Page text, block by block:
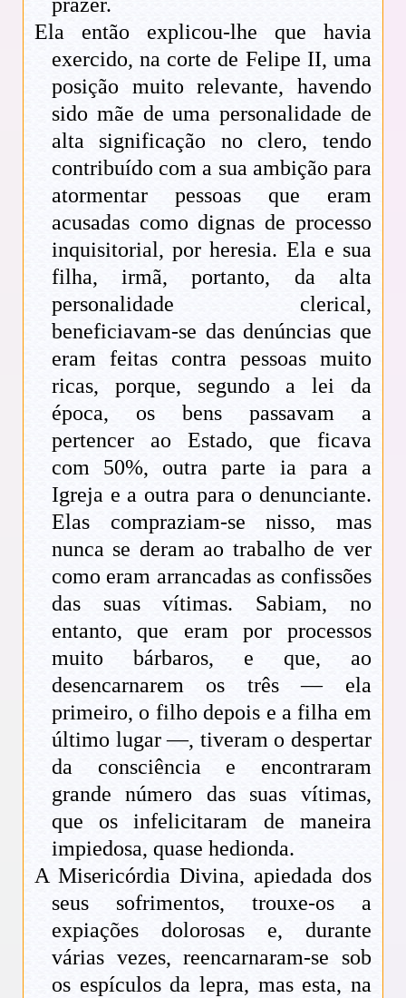
Ela então explicou-lhe que havia
exercido, na corte de Felipe II, uma
posição muito relevante, havendo
sido mãe de uma personalidade de
alta significação no clero, tendo
contribuído com a sua ambição para
atormentar pessoas que eram
acusadas como dignas de processo
inquisitorial, por heresia. Ela e sua
filha, irmã, portanto, da alta
personalidade clerical,
beneficiavam-se das denúncias que
eram feitas contra pessoas muito
ricas, porque, segundo a lei da
época, os bens passavam a
pertencer ao Estado, que ficava
com 50%, outra parte ia para a
Igreja e a outra para o denunciante.
Elas compraziam-se nisso, mas
nunca se deram ao trabalho de ver
como eram arrancadas as confissões
das suas vítimas. Sabiam, no
entanto, que eram por processos
muito bárbaros, e que, ao
desencarnarem os três — ela
primeiro, o filho depois e a filha em
último lugar —, tiveram o despertar
da consciência e encontraram
grande número das suas vítimas,
que os infelicitaram de maneira
impiedosa, quase hedionda.
A Misericórdia Divina, apiedada dos
seus sofrimentos, trouxe-os a
expiações dolorosas e, durante
várias vezes, reencarnaram-se sob
os espículos da lepra, mas esta, na